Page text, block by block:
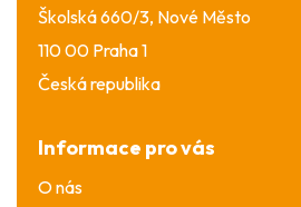
Školská 660/3, Nové Město
110 00 Praha 1
Česká republika
Informace pro vás
O nás